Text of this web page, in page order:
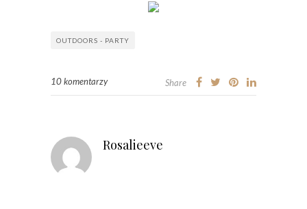
OUTDOORS - PARTY
10 komentarzy Share
Rosalieeve